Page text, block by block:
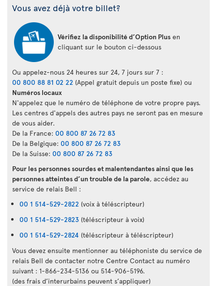
Vous avez déjà votre billet?
Vérifiez la disponibilité d’Option Plus en
cliquant sur le bouton ci-dessous
Ou appelez-nous 24 heures sur 24, 7 jours sur 7 :
00 800 88 81 02 22 (Appel gratuit depuis un poste fixe) ou
Numéros locaux
N'appelez que le numéro de téléphone de votre propre pays.
Les centres d'appels des autres pays ne seront pas en mesure
de vous aider.
De la France: 00 800 87 26 72 83
De la Belgique: 00 800 87 26 72 83
De la Suisse: 00 800 87 26 72 83
Pour les personnes sourdes et malentendantes ainsi que les
personnes atteintes d’un trouble de la parole, accédez au
service de relais Bell :
00 1 514-529-2822 (voix à téléscripteur)
00 1 514-529-2823 (téléscripteur à voix)
00 1 514-529-2824 (téléscripteur à téléscripteur)
Vous devez ensuite mentionner au téléphoniste du service de
relais Bell de contacter notre Centre Contact au numéro
suivant : 1-866-234-5136 ou 514-906-5196.
(des frais d’interurbains peuvent s’appliquer)